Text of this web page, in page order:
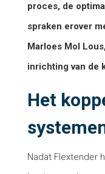
proces, de
spraken erover
Marloes Mol
inrichting van de
Het
Nadat Flextender